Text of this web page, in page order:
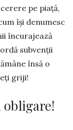
pe piață,
își denumesc
încu­rajează
subvenții
însă o
griji!
obligare!